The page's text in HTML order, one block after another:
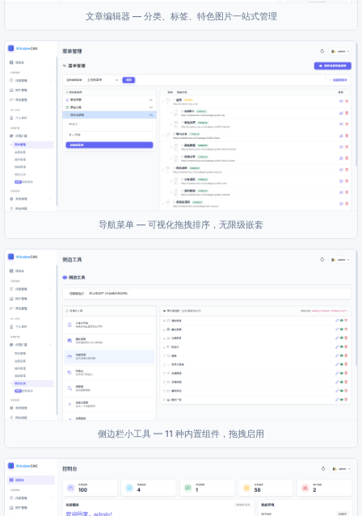
文章编辑器 — 分类、标签、特色图片一站式管理
导航菜单 — 可视化拖拽排序，无限级嵌套
侧边栏小工具 — 11 种内置组件，拖拽启用